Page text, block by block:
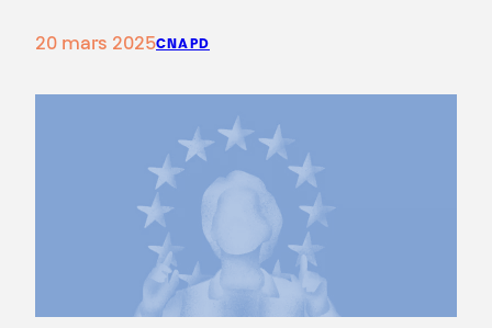
20 mars 2025CNAPD